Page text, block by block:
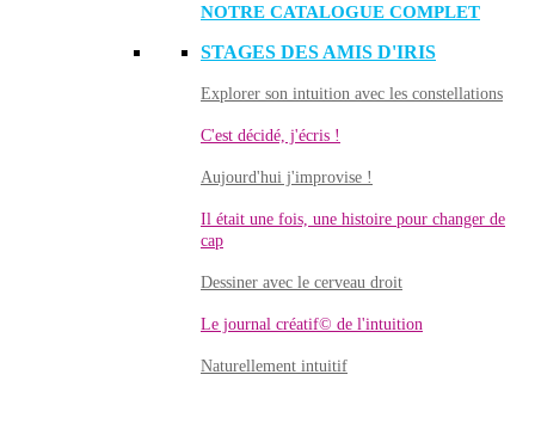
NOTRE CATALOGUE COMPLET
STAGES DES AMIS D'IRIS
Explorer son intuition avec les constellations
C'est décidé, j'écris !
Aujourd'hui j'improvise !
Il était une fois, une histoire pour changer de
cap
Dessiner avec le cerveau droit
Le journal créatif© de l'intuition
Naturellement intuitif